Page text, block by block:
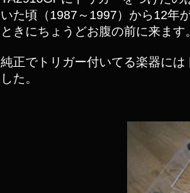
いた頃（1987～1997） から12年
ときにちょうどお腹の前に来ま
純正でトリガー付いてる楽器に
した。